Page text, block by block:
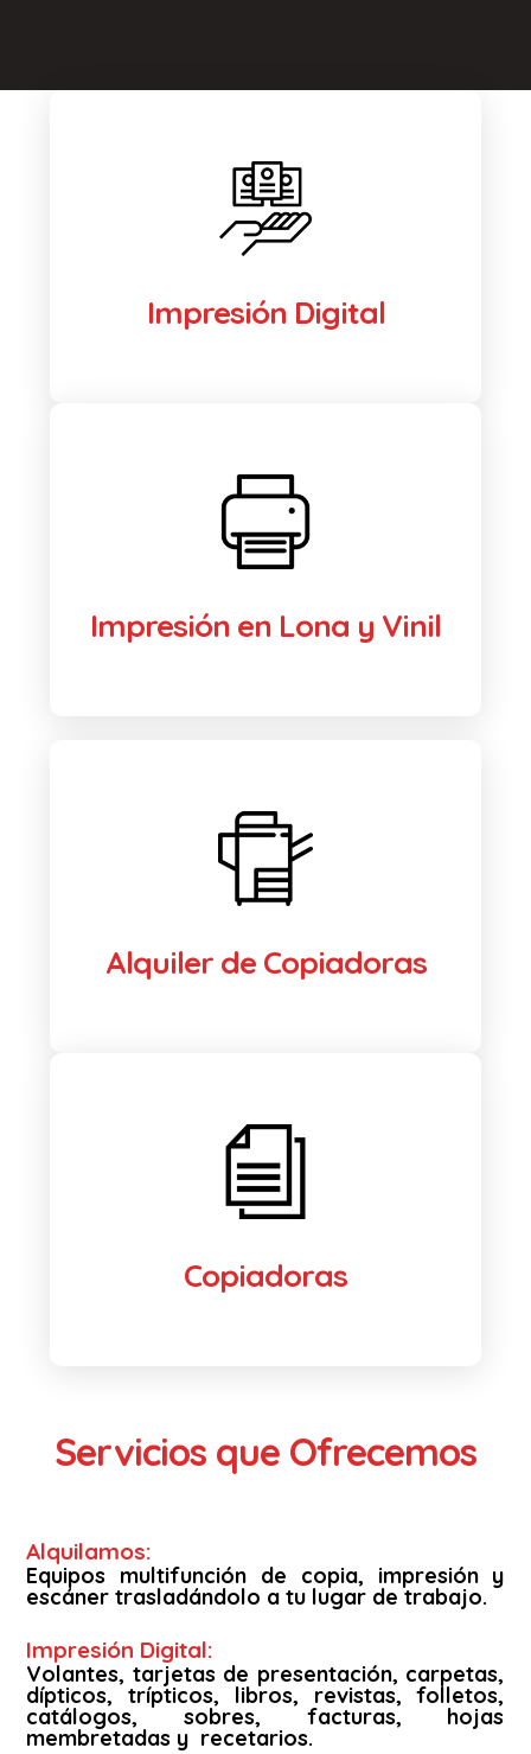
Impresión Digital
Impresión en Lona y Vinil
Alquiler de Copiadoras
Copiadoras
Servicios que Ofrecemos
Alquilamos:
Equipos multifunción de copia, impresión y
escáner trasladándolo a tu lugar de trabajo.
Impresión Digital:
Volantes, tarjetas de presentación, carpetas,
dípticos, trípticos, libros, revistas, folletos,
catálogos, sobres, facturas, hojas
membretadas y recetarios.